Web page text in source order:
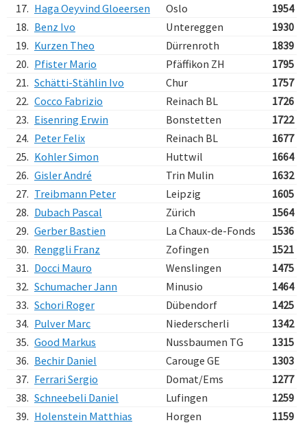
17. Haga Oeyvind Gloeersen Oslo
1954
18. Benz Ivo Untereggen
1930
19. Kurzen Theo Dürrenroth
1839
20. Pfister Mario Pfäffikon ZH
1795
21. Schätti-Stählin Ivo Chur
1757
22. Cocco Fabrizio Reinach BL
1726
23. Eisenring Erwin Bonstetten
1722
24. Peter Felix Reinach BL
1677
25. Kohler Simon Huttwil
1664
26. Gisler André Trin Mulin
1632
27. Treibmann Peter Leipzig
1605
28. Dubach Pascal Zürich
1564
29. Gerber Bastien La Chaux-de-Fonds
1536
30. Renggli Franz Zofingen
1521
31. Docci Mauro Wenslingen
1475
32. Schumacher Jann Minusio
1464
33. Schori Roger Dübendorf
1425
34. Pulver Marc Niederscherli
1342
35. Good Markus Nussbaumen TG
1315
36. Bechir Daniel Carouge GE
1303
37. Ferrari Sergio Domat/Ems
1277
38. Schneebeli Daniel Lufingen
1259
39. Holenstein Matthias Horgen 1159